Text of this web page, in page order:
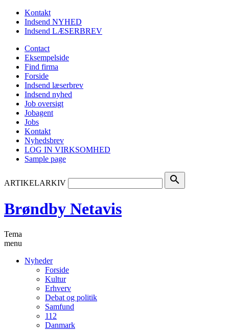
Kontakt
Indsend NYHED
Indsend LÆSERBREV
Contact
Eksempelside
Find firma
Forside
Indsend læserbrev
Indsend nyhed
Job oversigt
Jobagent
Jobs
Kontakt
Nyhedsbrev
LOG IN VIRKSOMHED
Sample page
ARTIKELARKIV search
Brøndby Netavis
Tema
menu
Nyheder
Forside
Kultur
Erhverv
Debat og politik
Samfund
112
Danmark